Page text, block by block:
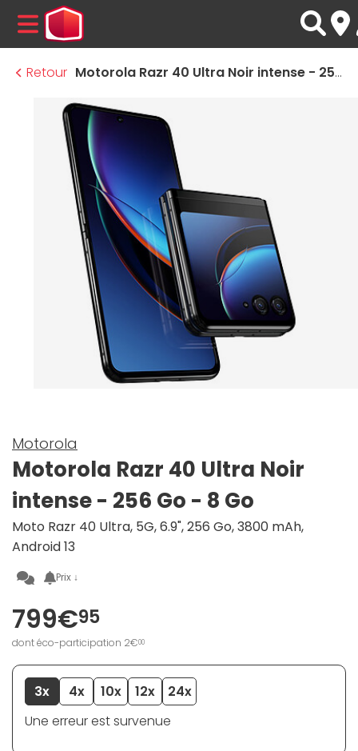
MENU
Retour
Motorola Razr 40 Ultra Noir intense - 256 Go - 8 Go
Motorola
Motorola Razr 40 Ultra Noir
intense - 256 Go - 8 Go
Moto Razr 40 Ultra, 5G, 6.9", 256 Go, 3800 mAh,
Android 13
Prix ↓
799€95
dont éco-participation 2€00
3x 4x 10x 12x
24x
Une erreur est survenue